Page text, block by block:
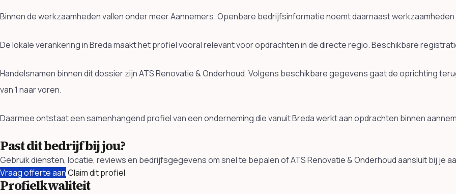
Binnen de werkzaamheden vallen onder meer Aannemers. Openbare bedrijfsinformatie noemt daarnaast
De lokale verankering in Breda maakt het profiel vooral relevant voor opdrachten in de directe regio. Beschikbare
Handelsnamen binnen dit dossier zijn ATS Renovatie & Onderhoud. Volgens beschikbare gegevens gaat de oprichting
van 1 naar voren.
Daarmee ontstaat een samenhangend profiel van een onderneming die vanuit Breda werkt aan opdrachten binnen
Past dit bedrijf bij jou?
Gebruik diensten, locatie, reviews en bedrijfsgegevens om snel te bepalen of ATS Renovatie & Onderhoud aansluit bij je
Vraag offerte aanClaim dit profiel
Profielkwaliteit